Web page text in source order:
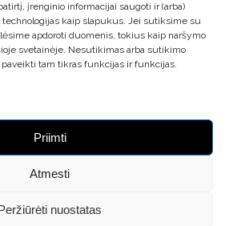
įrenginio informacijai saugoti ir (arba)
kaip slapukus. Jei sutiksime su
apdoroti duomenis, tokius kaip naršymo
svetainėje. Nesutikimas arba sutikimo
tam tikras funkcijas ir funkcijas.
Priimti
Atmesti
nuostatas
sodų 1-oji g. 65, Vilnius
+37067993067
Privatumo politika
ir grąžinimo politika